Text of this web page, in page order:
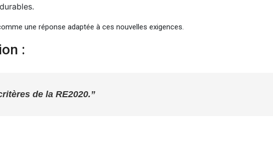
une réponse adaptée à ces nouvelles exigences.
:
de la RE2020.”